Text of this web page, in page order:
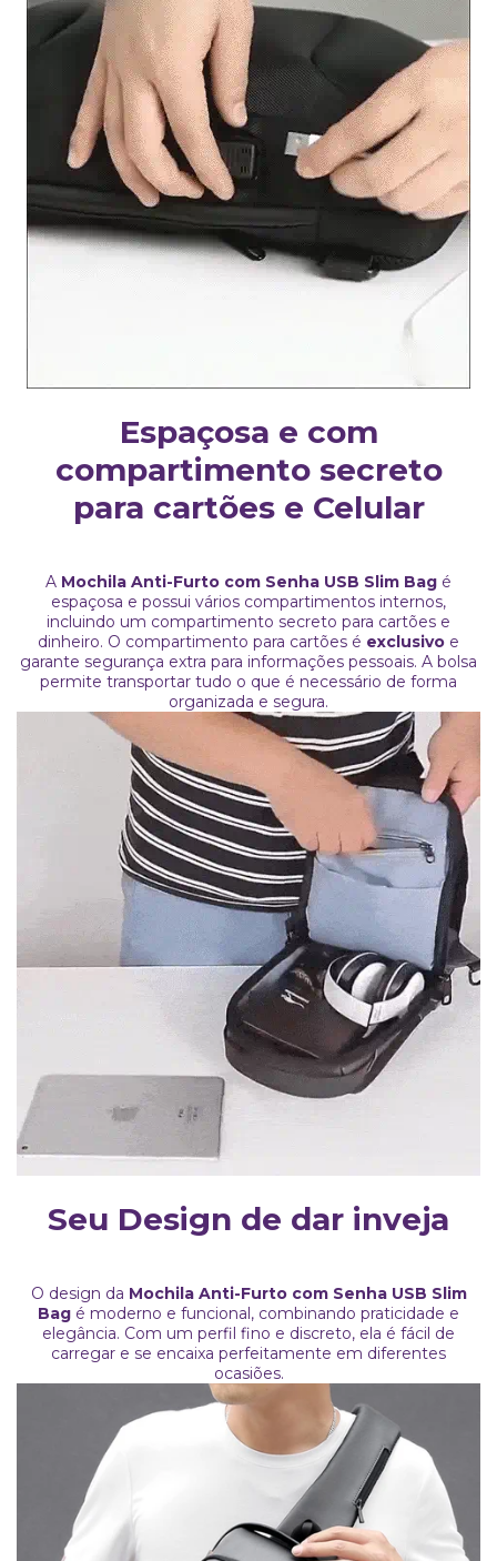
Espaçosa e com
compartimento secreto
para cartões e Celular
A Mochila Anti-Furto com Senha USB Slim Bag é
espaçosa e possui vários compartimentos internos,
incluindo um compartimento secreto para cartões e
dinheiro. O compartimento para cartões é exclusivo e
garante segurança extra para informações pessoais. A bolsa
permite transportar tudo o que é necessário de forma
organizada e segura.
Seu Design de dar inveja
O design da Mochila Anti-Furto com Senha USB Slim
Bag é moderno e funcional, combinando praticidade e
elegância. Com um perfil fino e discreto, ela é fácil de
carregar e se encaixa perfeitamente em diferentes
ocasiões.